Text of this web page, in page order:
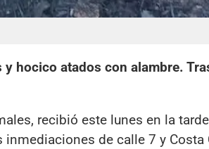
hocico atados con alambre.
recibió este lunes en la
de calle 7 y Costa